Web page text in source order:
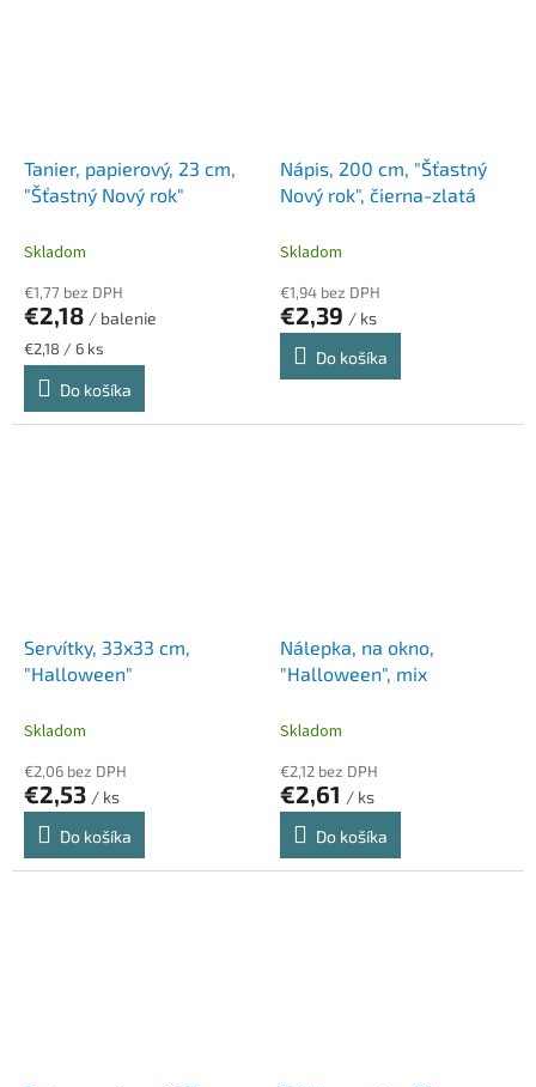
Tanier, papierový, 23 cm,
"Šťastný Nový rok"
Skladom
€1,77 bez DPH
€2,18 / balenie
Jednotková
cena:
€2,18 / 6 ks
Do košíka
Nápis, 200 cm, "Šťastný
Nový rok", čierna-zlatá
Skladom
€1,94 bez DPH
€2,39 / ks
Do košíka
Servítky, 33x33 cm,
"Halloween"
Skladom
€2,06 bez DPH
€2,53 / ks
Do košíka
Nálepka, na okno,
"Halloween", mix
Skladom
€2,12 bez DPH
€2,61 / ks
Do košíka